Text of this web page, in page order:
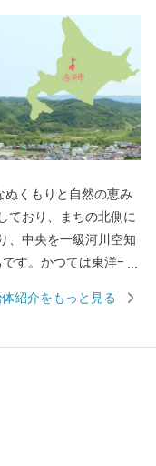
くもりと自然の恵み
、中央を一級河川空知
す。かつては東洋一
換しました。 市内で
より真心を込めて。
体紹介をもっと見る